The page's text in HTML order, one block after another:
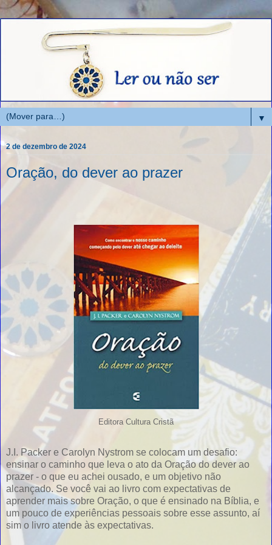
▼
2 de dezembro de 2024
Oração, do dever ao prazer
Editora Cultura Cristã
J.I. Packer e Carolyn Nystrom se colocam um desafio:
ensinar o caminho que leva o ato da Oração do dever ao
prazer - o que eu achei ousado, e um objetivo não
alcançado. Se você vai ao livro com expectativas de
aprender mais sobre Oração, o que é ensinado na Bíblia, e
um pouco de experiências pessoais sobre esse assunto, aí
sim o livro atende às expectativas.